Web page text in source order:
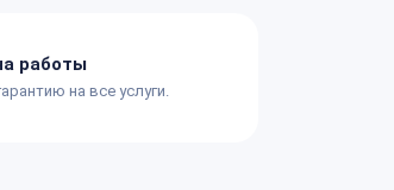
работы
на все услуги.